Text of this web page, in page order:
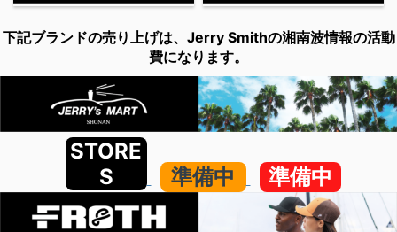
下記ブランドの売り上げは、Jerry Smithの湘南波情報の活動
費になります。
STORE
S
準備中 準備中